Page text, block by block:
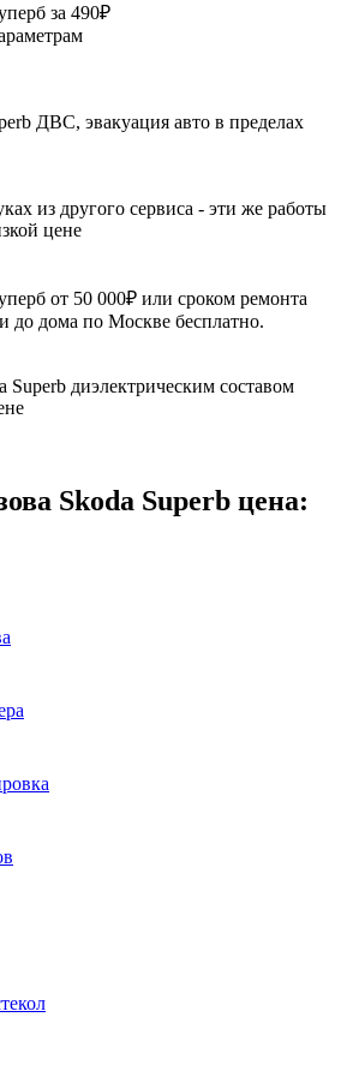
за 490₽
ДВС, эвакуация авто в пределах
из другого сервиса - эти же работы
цене
от 50 000₽ или сроком ремонта
до дома по Москве бесплатно.
Superb диэлектрическим составом
Skoda Superb цена: